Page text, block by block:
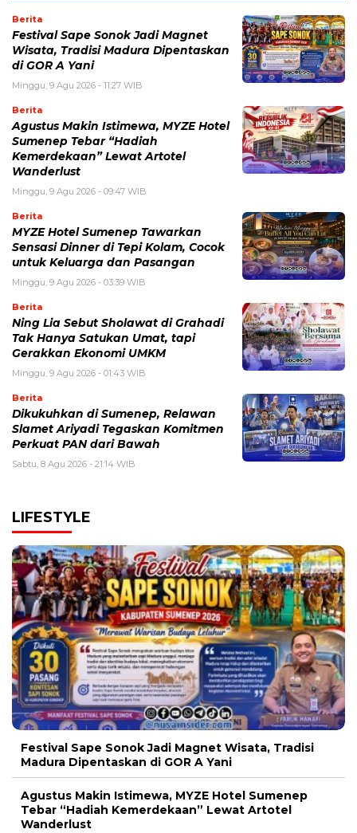
Berita
Festival Sape Sonok Jadi Magnet
Wisata, Tradisi Madura Dipentaskan
di GOR A Yani
Minggu, 9 Agu 2026 - 11:27 WIB
Berita
Agustus Makin Istimewa, MYZE Hotel
Sumenep Tebar “Hadiah
Kemerdekaan” Lewat Artotel
Wanderlust
Minggu, 9 Agu 2026 - 09:47 WIB
Berita
MYZE Hotel Sumenep Tawarkan
Sensasi Dinner di Tepi Kolam, Cocok
untuk Keluarga dan Pasangan
Minggu, 9 Agu 2026 - 03:39 WIB
Berita
Ning Lia Sebut Sholawat di Grahadi
Tak Hanya Satukan Umat, tapi
Gerakkan Ekonomi UMKM
Minggu, 9 Agu 2026 - 01:43 WIB
Berita
Dikukuhkan di Sumenep, Relawan
Slamet Ariyadi Tegaskan Komitmen
Perkuat PAN dari Bawah
Sabtu, 8 Agu 2026 - 21:14 WIB
LIFESTYLE
Festival Sape Sonok Jadi Magnet Wisata, Tradisi
Madura Dipentaskan di GOR A Yani
Agustus Makin Istimewa, MYZE Hotel Sumenep
Tebar “Hadiah Kemerdekaan” Lewat Artotel
Wanderlust